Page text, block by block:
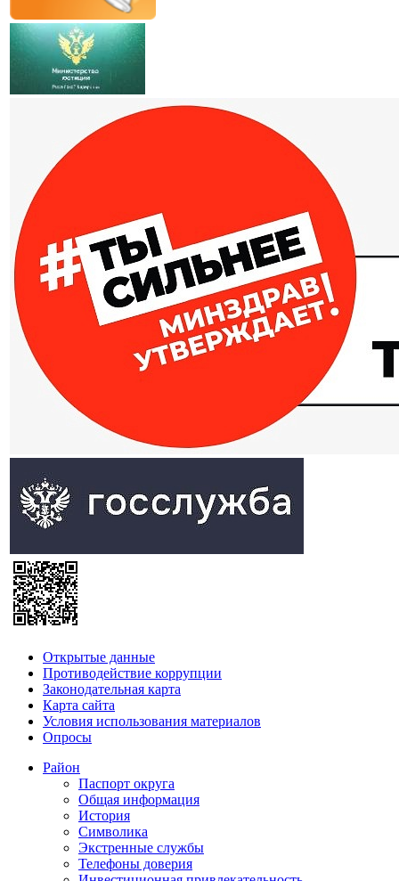
Открытые данные
Противодействие коррупции
Законодательная карта
Карта сайта
Условия использования материалов
Опросы
Район
Паспорт округа
Общая информация
История
Символика
Экстренные службы
Телефоны доверия